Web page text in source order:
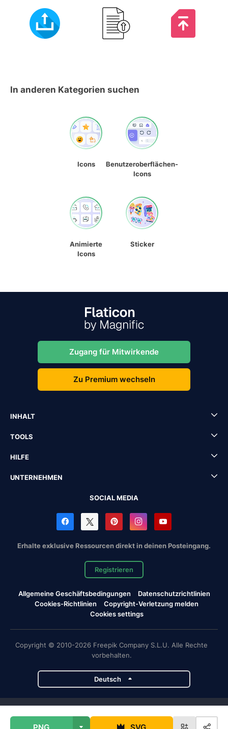
In anderen Kategorien suchen
Icons
Benutzeroberflächen-
Icons
Animierte
Icons
Sticker
Zugang für Mitwirkende
Zu Premium wechseln
INHALT
TOOLS
HILFE
UNTERNEHMEN
SOCIAL MEDIA
Erhalte exklusive Ressourcen direkt in deinen Posteingang.
Registrieren
Allgemeine Geschäftsbedingungen
Datenschutzrichtlinien
Cookies-Richtlinien
Copyright-Verletzung melden
Cookies settings
Copyright © 2010-2026 Freepik Company S.L.U. Alle Rechte
vorbehalten.
Deutsch